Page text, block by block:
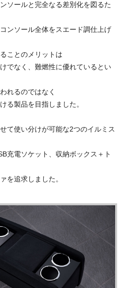
ソールと完全なる差別化を図るた
ンソール全体をスエード調仕上げ
ことのメリットは
でなく、難燃性に優れているとい
れるのではなく
る製品を目指しました。
て使い分けが可能な2つのイルミス
充電ソケット、収納ボックス＋ト
を追求しました。